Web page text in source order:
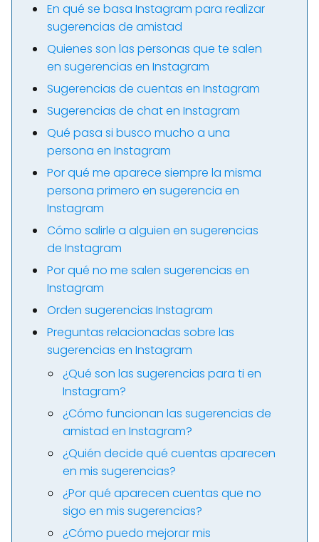
En qué se basa Instagram para realizar
sugerencias de amistad
Quienes son las personas que te salen
en sugerencias en Instagram
Sugerencias de cuentas en Instagram
Sugerencias de chat en Instagram
Qué pasa si busco mucho a una
persona en Instagram
Por qué me aparece siempre la misma
persona primero en sugerencia en
Instagram
Cómo salirle a alguien en sugerencias
de Instagram
Por qué no me salen sugerencias en
Instagram
Orden sugerencias Instagram
Preguntas relacionadas sobre las
sugerencias en Instagram
¿Qué son las sugerencias para ti en
Instagram?
¿Cómo funcionan las sugerencias de
amistad en Instagram?
¿Quién decide qué cuentas aparecen
en mis sugerencias?
¿Por qué aparecen cuentas que no
sigo en mis sugerencias?
¿Cómo puedo mejorar mis